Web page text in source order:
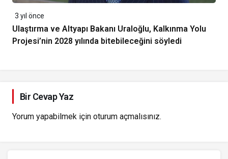
3 yıl önce
Ulaştırma ve Altyapı Bakanı Uraloğlu, Kalkınma Yolu
Projesi’nin 2028 yılında bitebileceğini söyledi
Bir Cevap Yaz
Yorum yapabilmek için oturum açmalısınız.